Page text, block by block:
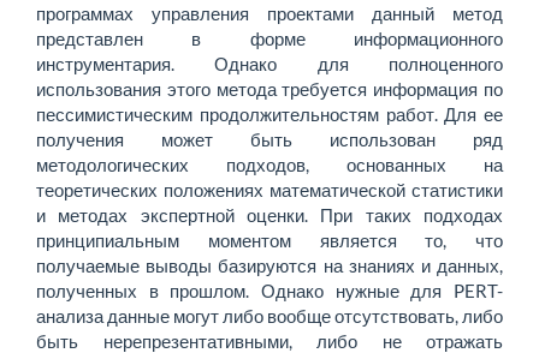
программах управления проектами данный метод
представлен в форме информационного
инструментария. Однако для полноценного
использования этого метода требуется информация по
пессимистическим продолжительностям работ. Для ее
получения может быть использован ряд
методологических подходов, основанных на
теоретических положениях математической статистики
и методах экспертной оценки. При таких подходах
принципиальным моментом является то, что
получаемые выводы базируются на знаниях и данных,
полученных в прошлом. Однако нужные для PERT-
анализа данные могут либо вообще отсутствовать, либо
быть нерепрезентативными, либо не отражать